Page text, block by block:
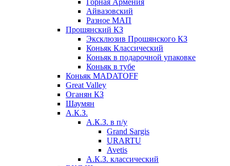
Горная Армения
Айвазовский
Разное МАП
Прошянский КЗ
Эксклюзив Прошянского КЗ
Коньяк Классический
Коньяк в подарочной упаковке
Коньяк в тубе
Коньяк MADATOFF
Great Valley
Оганян КЗ
Шаумян
А.К.З.
А.К.З. в п/у
Grand Sargis
URARTU
Avetis
А.К.З. классический